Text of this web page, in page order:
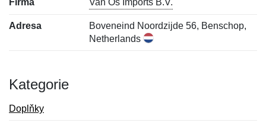
Firma Van Os Imports B.V.
Adresa
Boveneind Noordzijde 56, Benschop,
Netherlands
Kategorie
Doplňky